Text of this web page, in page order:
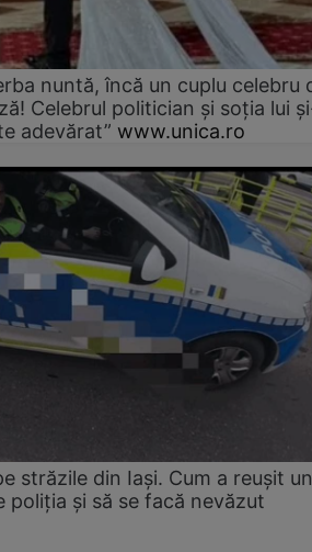
nuntă, încă un cuplu celebru
Celebrul politician și soția lui
adevărat” www.unica.ro
străzile din Iași. Cum a reușit un
poliția și să se facă nevăzut